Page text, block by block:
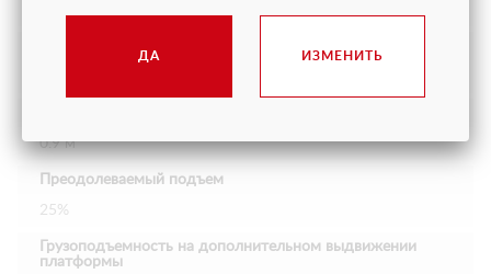
0.9 м
Преодолеваемый подъем
25%
Грузоподъемность на дополнительном выдвижении
платформы
ДА ИЗМЕНИТЬ